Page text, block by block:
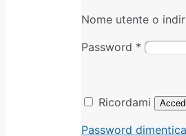
Nome utente o
Password *
Ricordami Accedi
Password